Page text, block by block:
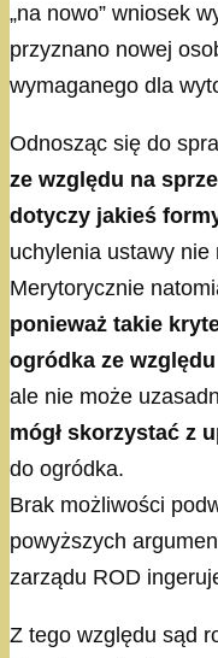
„na nowo” wniosek
przyznano nowej
wymaganego dla
Odnosząc się do
ze względu na
dotyczy jakieś
uchylenia ustawy nie
Merytorycznie
ponieważ takie
ogródka ze
ale nie może
mógł skorzystać z
do ogródka.
Brak możliwości
powyższych
zarządu ROD
Z tego względu sąd